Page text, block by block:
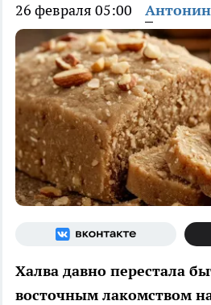
26 февраля 05:00
Халва давно перестала
восточным лакомством